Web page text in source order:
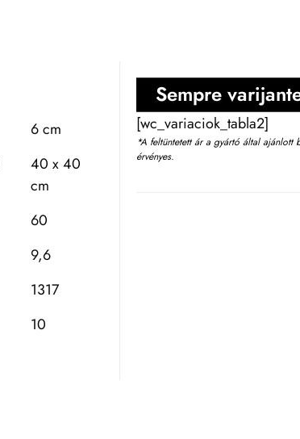
6 cm
40 x 40
cm
60
9,6
1317
10
Sempre
[wc_variaciok_tabla2]
*A feltüntetett ár a gyártó által
érvényes.